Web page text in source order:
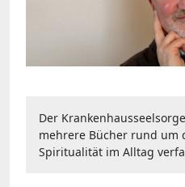
Der
mehrere Bücher rund um
Spiritualität im Alltag